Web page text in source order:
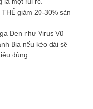
phẩm cho SAB, Bản
tự quyết đầu ra.
chính khá tốt khi về tay
hiểu nhưng chưa đủ hấp
người dân chú trọng
đó.
cho sức khoẻ NẾU lạm